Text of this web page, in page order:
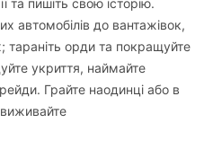
та пишіть свою історію.
автомобілів до вантажівок,
тараніть орди та покращуйте
укриття, наймайте
Грайте наодинці або в